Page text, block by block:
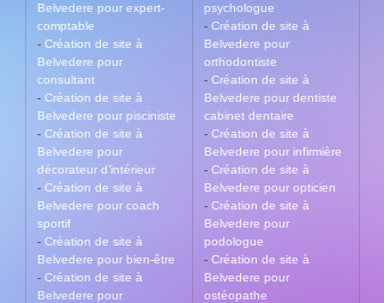
Belvedere pour expert-
comptable
- Création de site à
Belvedere pour
consultant
- Création de site à
Belvedere pour pisciniste
- Création de site à
Belvedere pour
décorateur d’intérieur
- Création de site à
Belvedere pour coach
sportif
- Création de site à
Belvedere pour bien-être
- Création de site à
Belvedere pour
psychologue
- Création de site à
Belvedere pour
orthodontiste
- Création de site à
Belvedere pour dentiste
cabinet dentaire
- Création de site à
Belvedere pour infirmière
- Création de site à
Belvedere pour opticien
- Création de site à
Belvedere pour
podologue
- Création de site à
Belvedere pour
ostéopathe